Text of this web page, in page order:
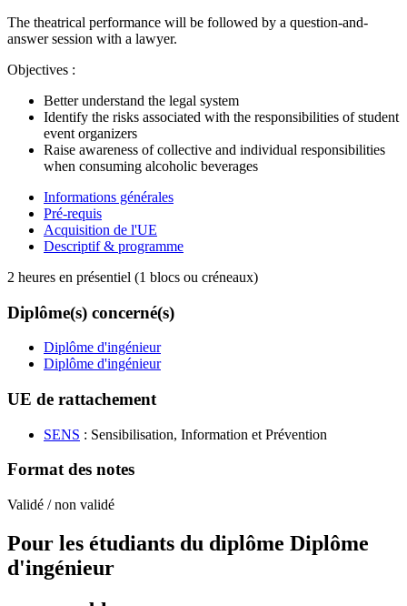
The theatrical performance will be followed by a question-and-
answer session with a lawyer.
Objectives :
Better understand the legal system
Identify the risks associated with the responsibilities of student
event organizers
Raise awareness of collective and individual responsibilities
when consuming alcoholic beverages
Informations générales
Pré-requis
Acquisition de l'UE
Descriptif & programme
2 heures en présentiel (1 blocs ou créneaux)
Diplôme(s) concerné(s)
Diplôme d'ingénieur
Diplôme d'ingénieur
UE de rattachement
SENS : Sensibilisation, Information et Prévention
Format des notes
Validé / non validé
Pour les étudiants du diplôme Diplôme
d'ingénieur